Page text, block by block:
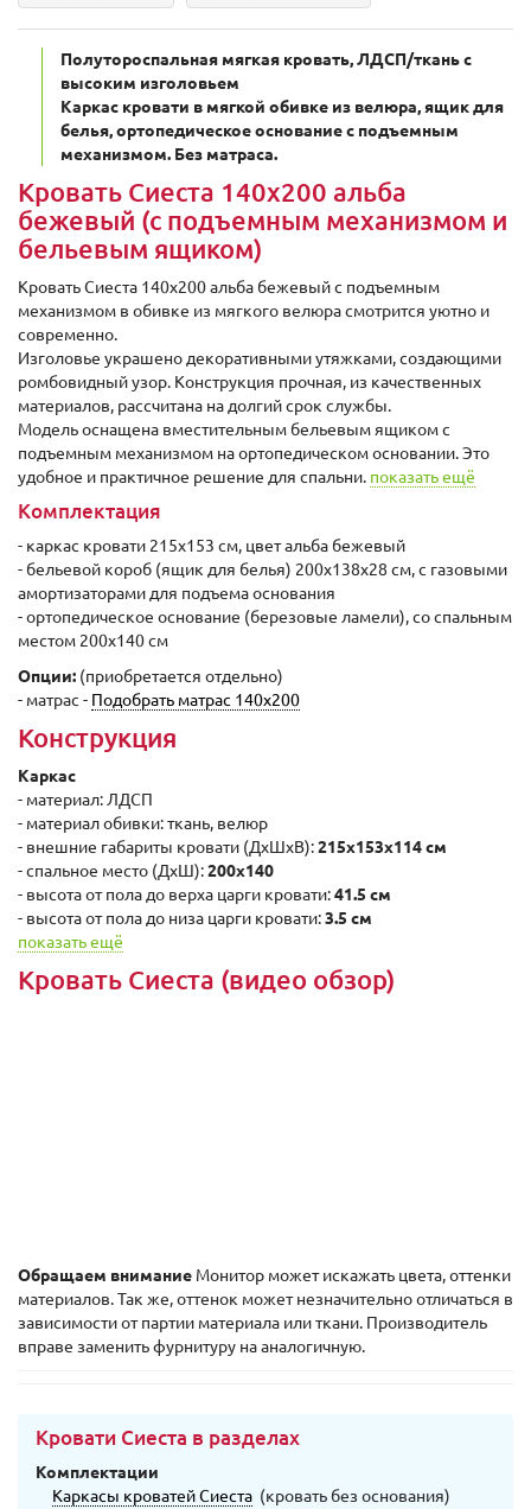
Полутороспальная мягкая кровать, ЛДСП/ткань с
высоким изголовьем
Каркас кровати в мягкой обивке из велюра, ящик для
белья, ортопедическое основание с подъемным
механизмом. Без матраса.
Кровать Сиеста 140х200 альба
бежевый (с подъемным механизмом и
бельевым ящиком)
Кровать Сиеста 140х200 альба бежевый с подъемным
механизмом в обивке из мягкого велюра смотрится уютно и
современно.
Изголовье украшено декоративными утяжками, создающими
ромбовидный узор. Конструкция прочная, из качественных
материалов, рассчитана на долгий срок службы.
Модель оснащена вместительным бельевым ящиком с
подъемным механизмом на ортопедическом основании. Это
удобное и практичное решение для спальни. показать ещё
Комплектация
- каркас кровати 215x153 см, цвет альба бежевый
- бельевой короб (ящик для белья) 200х138х28 см, с газовыми
амортизаторами для подъема основания
- ортопедическое основание (березовые ламели), со спальным
местом 200х140 см
Опции: (приобретается отдельно)
- матрас - Подобрать матрас 140х200
Конструкция
Каркас
- материал: ЛДСП
- материал обивки: ткань, велюр
- внешние габариты кровати (ДxШхВ):215x153x114 cм
- спальное место (ДxШ):200x140
- высота от пола до верха царги кровати:41.5 cм
- высота от пола до низа царги кровати:3.5 cм
показать ещё
Кровать Сиеста (видео обзор)
Обращаем внимание Монитор может искажать цвета, оттенки
материалов. Так же, оттенок может незначительно отличаться в
зависимости от партии материала или ткани. Производитель
вправе заменить фурнитуру на аналогичную.
Кровати Сиеста в разделах
Комплектации
Каркасы кроватей Сиеста (кровать без основания)